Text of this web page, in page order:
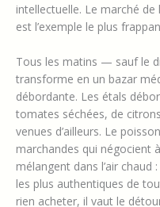
intellectuelle. Le marché
est l’exemple le plus
Tous les matins — sauf le
transforme en un bazar
débordante. Les étals
tomates séchées, de
venues d’ailleurs. Le
marchandes qui négocient
mélangent dans l’air chaud
les plus authentiques de
rien acheter, il vaut le